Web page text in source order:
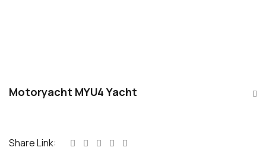
Motoryacht MYU4 Yacht
Share Link: